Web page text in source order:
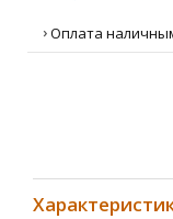
›Оплата